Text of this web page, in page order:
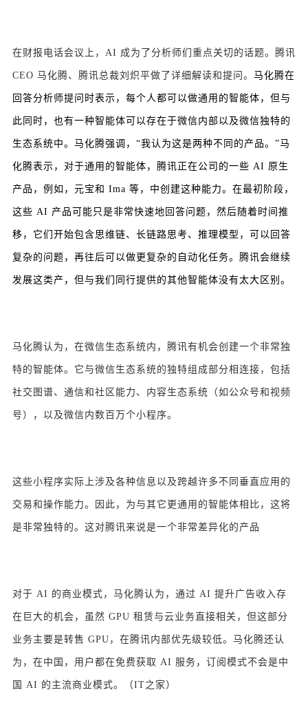
在财报电话会议上，AI 成为了分析师们重点关切的话题。腾讯
CEO 马化腾、腾讯总裁刘炽平做了详细解读和提问。 马化腾在
回答分析师提问时表示，每个人都可以做通用的智能体，但与
此同时，也有一种智能体可以存在于微信内部以及微信独特的
生态系统中。 马化腾强调，“我认为这是两种不同的产品。”马
化腾表示，对于通用的智能体，腾讯正在公司的一些 AI 原生
产品，例如，元宝和 Ima 等，中创建这种能力。在最初阶段，
这些 AI 产品可能只是非常快速地回答问题，然后随着时间推
移，它们开始包含思维链、长链路思考、推理模型，可以回答
复杂的问题，再往后可以做更复杂的自动化任务。腾讯会继续
发展这类产，但与我们同行提供的其他智能体没有太大区别。
马化腾认为，在微信生态系统内，腾讯有机会创建一个非常独
特的智能体。它与微信生态系统的独特组成部分相连接，包括
社交图谱、通信和社区能力、内容生态系统（如公众号和视频
号），以及微信内数百万个小程序。
这些小程序实际上涉及各种信息以及跨越许多不同垂直应用的
交易和操作能力。因此，为与其它更通用的智能体相比，这将
是非常独特的。这对腾讯来说是一个非常差异化的产品
对于 AI 的商业模式，马化腾认为，通过 AI 提升广告收入存
在巨大的机会，虽然 GPU 租赁与云业务直接相关，但这部分
业务主要是转售 GPU，在腾讯内部优先级较低。马化腾还认
为，在中国，用户都在免费获取 AI 服务，订阅模式不会是中
国 AI 的主流商业模式。（IT之家）